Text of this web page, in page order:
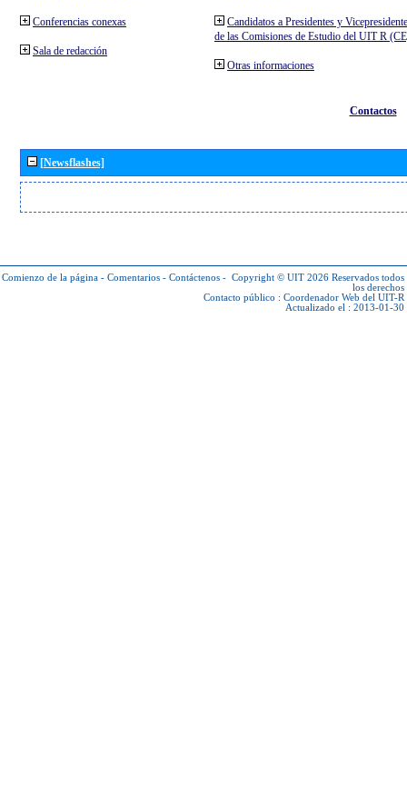
Conferencias conexas
Sala de redacción
Candidatos a Presidentes y
de las Comisiones de Estudio del UIT R
Otras informaciones
Contactos
[Newsflashes]
Comienzo de la página - Comentarios - Contáctenos - Copyright © UIT 2026 Reservados todos
los derechos
Contacto público : Coordenador Web del UIT-R
Actualizado el : 2013-01-30